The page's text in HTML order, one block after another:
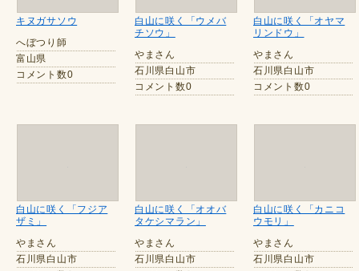
キヌガサソウ
へぼつり師
富山県
コメント数0
白山に咲く「ウメバ
チソウ」
やまさん
石川県白山市
コメント数0
白山に咲く「オヤマ
リンドウ」
やまさん
石川県白山市
コメント数0
白山に咲く「フジア
ザミ」
やまさん
石川県白山市
白山に咲く「オオバ
タケシマラン」
やまさん
石川県白山市
白山に咲く「カニコ
ウモリ」
やまさん
石川県白山市